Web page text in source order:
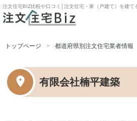
注文住宅BIZ比較や口コミ│注文住宅・家（戸建て）を建てる業者を
トップページ 都道府県別注文住宅業者情報
有限会社楠平建築